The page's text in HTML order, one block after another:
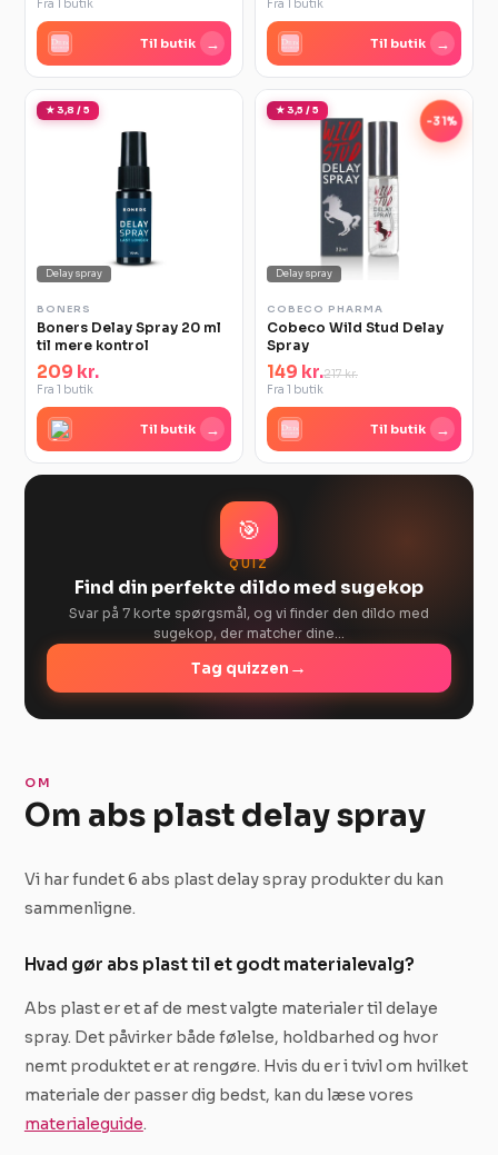
Fra 1 butik
Til butik →
Fra 1 butik
Til butik →
★ 3,8 / 5
Delay spray
BONERS
Boners Delay Spray 20 ml
til mere kontrol
209 kr.
Fra 1 butik
Til butik →
★ 3,5 / 5
-31%
Delay spray
COBECO PHARMA
Cobeco Wild Stud Delay
Spray
149 kr.217 kr.
Fra 1 butik
Til butik →
🎯
QUIZ
Find din perfekte dildo med sugekop
Svar på 7 korte spørgsmål, og vi finder den dildo med
sugekop, der matcher dine…
Tag quizzen →
OM
Om abs plast delay spray
Vi har fundet 6 abs plast delay spray produkter du kan
sammenligne.
Hvad gør abs plast til et godt materialevalg?
Abs plast er et af de mest valgte materialer til delaye
spray. Det påvirker både følelse, holdbarhed og hvor
nemt produktet er at rengøre. Hvis du er i tvivl om hvilket
materiale der passer dig bedst, kan du læse vores
materialeguide.